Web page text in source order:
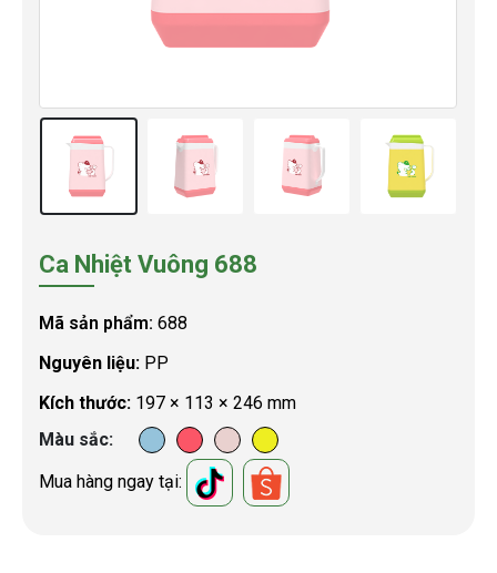
Ca Nhiệt Vuông 688
Mã sản phẩm: 688
Nguyên liệu: PP
Kích thước: 197 × 113 × 246 mm
Màu sắc
Mua hàng ngay tại: